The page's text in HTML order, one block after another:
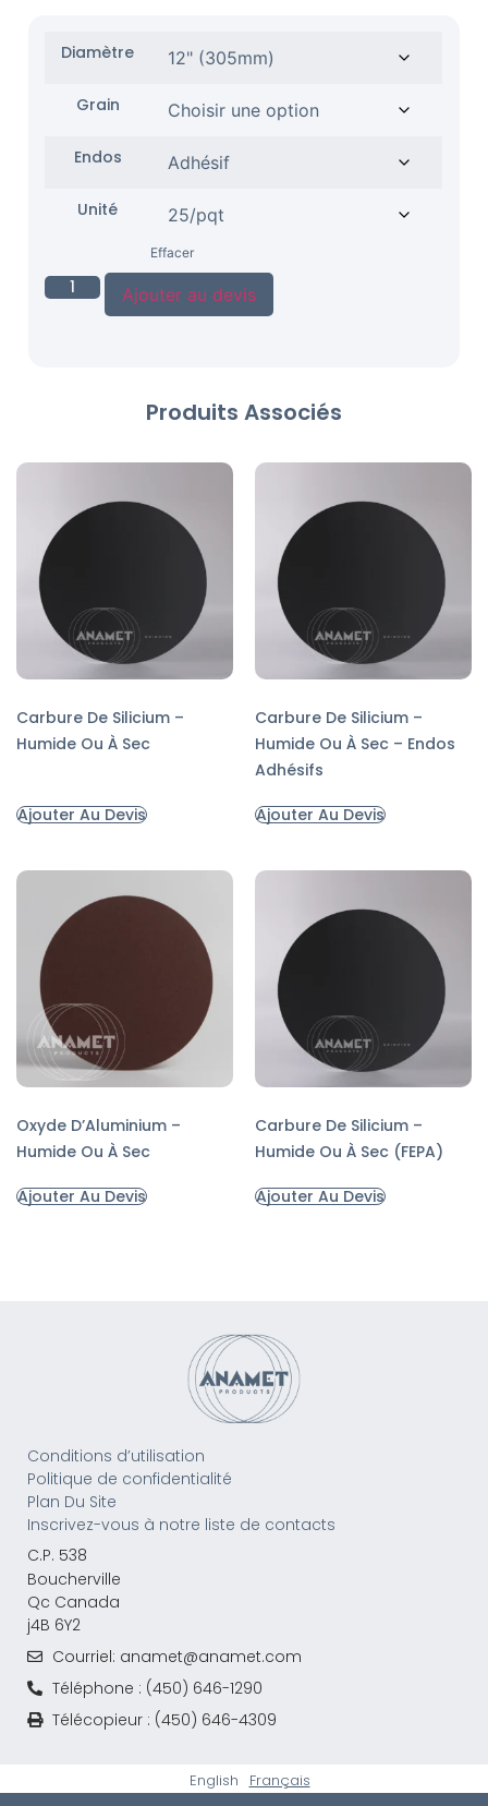
Diamètre
Grain
Endos
Unité
Effacer
Ajouter au devis
Produits Associés
Carbure De Silicium –
Humide Ou À Sec
Ajouter Au Devis
Carbure De Silicium –
Humide Ou À Sec – Endos
Adhésifs
Ajouter Au Devis
Oxyde D’Aluminium –
Humide Ou À Sec
Ajouter Au Devis
Carbure De Silicium –
Humide Ou À Sec (FEPA)
Ajouter Au Devis
Conditions d’utilisation
Politique de confidentialité
Plan Du Site
Inscrivez-vous à notre liste de contacts
C.P. 538
Boucherville
Qc Canada
j4B 6Y2
Courriel: anamet@anamet.com
Téléphone : (450) 646-1290
Télécopieur : (450) 646-4309
English Français